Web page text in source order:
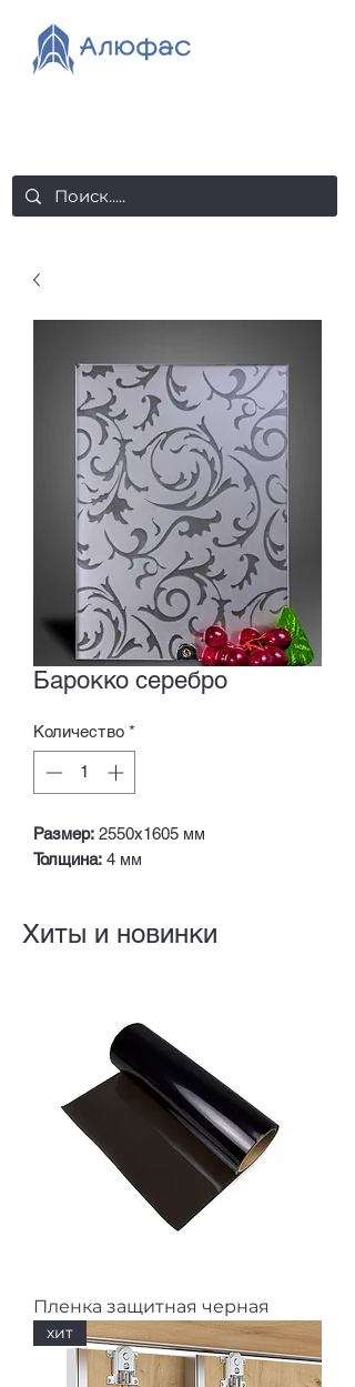
Барокко серебро
Количество *
Размер: 2550х1605 мм
Толщина: 4 мм
Хиты и новинки
Пленка защитная черная
хит